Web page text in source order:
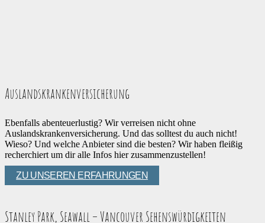
Auslandskrankenversicherung
Ebenfalls abenteuerlustig? Wir verreisen nicht ohne
Auslandskrankenversicherung. Und das solltest du auch nicht!
Wieso? Und welche Anbieter sind die besten? Wir haben fleißig
recherchiert um dir alle Infos hier zusammenzustellen!
ZU UNSEREN ERFAHRUNGEN
Stanley Park, Seawall – Vancouver Sehenswürdigkeiten